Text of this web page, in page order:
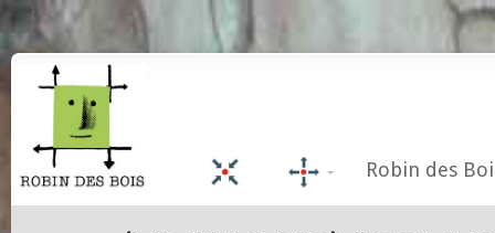
Robin des